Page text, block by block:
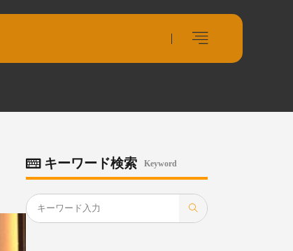
キーワード検索 Keyword